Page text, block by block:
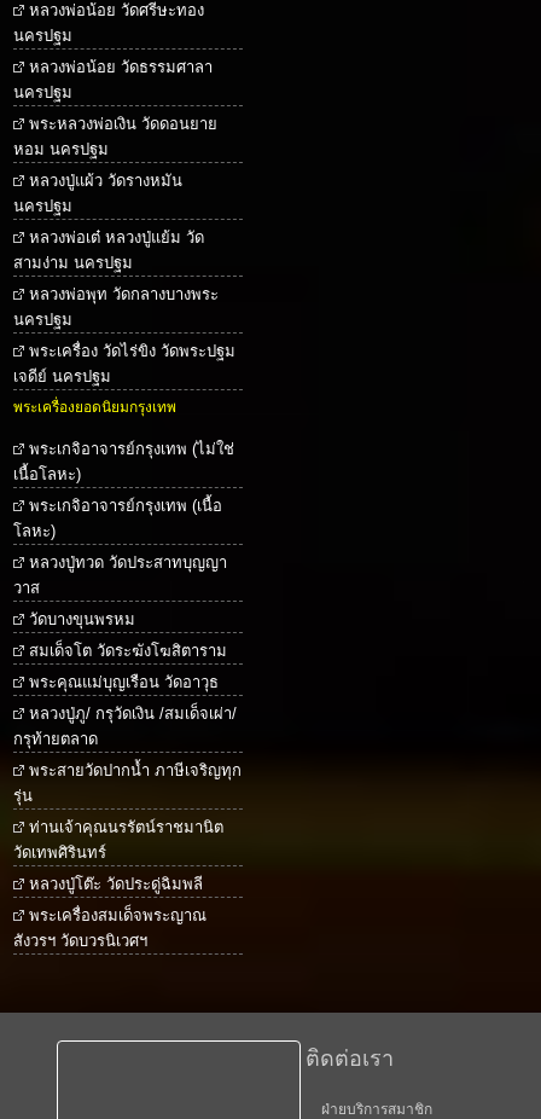
หลวงพ่อน้อย วัดศรีษะทอง
นครปฐม
หลวงพ่อน้อย วัดธรรมศาลา
นครปฐม
พระหลวงพ่อเงิน วัดดอนยาย
หอม นครปฐม
หลวงปู่แผ้ว วัดรางหมัน
นครปฐม
หลวงพ่อเต๋ หลวงปู่แย้ม วัด
สามง่าม นครปฐม
หลวงพ่อพุท วัดกลางบางพระ
นครปฐม
พระเครื่อง วัดไร่ขิง วัดพระปฐม
เจดีย์ นครปฐม
พระเครื่องยอดนิยมกรุงเทพ
พระเกจิอาจารย์กรุงเทพ (ไม่ใช่
เนื้อโลหะ)
พระเกจิอาจารย์กรุงเทพ (เนื้อ
โลหะ)
หลวงปู่ทวด วัดประสาทบุญญา
วาส
วัดบางขุนพรหม
สมเด็จโต วัดระฆังโฆสิตาราม
พระคุณแม่บุญเรือน วัดอาวุธ
หลวงปู่ภู/ กรุวัดเงิน /สมเด็จเผ่า/
กรุท้ายตลาด
พระสายวัดปากน้ำ ภาษีเจริญทุก
รุ่น
ท่านเจ้าคุณนรรัตน์ราชมานิต
วัดเทพศิรินทร์
หลวงปู่โต๊ะ วัดประดู่ฉิมพลี
พระเครื่องสมเด็จพระญาณ
สังวรฯ วัดบวรนิเวศฯ
ติดต่อเรา
ฝ่ายบริการสมาชิก